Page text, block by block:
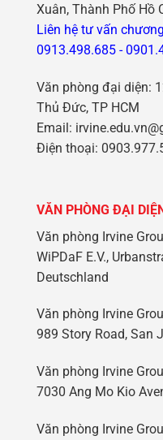
Xuân, Thành Phố Hồ
Liên hệ tư vấn
0913.498.685 -
Văn phòng đại diện:
Thủ Đức, TP HCM
Email:
Điện thoại:
VĂN PHÒNG ĐẠI
Văn phòng Irvine
WiPDaF E.V.,
Deutschland
Văn phòng Irvine
989 Story Road, San
Văn phòng Irvine
7030 Ang Mo Kio
Văn phòng Irvine